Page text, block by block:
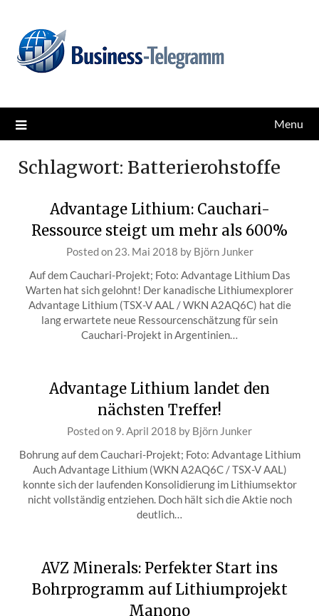
content
Business-Telegramm
Menu
Schlagwort: Batterierohstoffe
Advantage Lithium: Cauchari-
Ressource steigt um mehr als 600%
Posted on 23. Mai 2018 by Björn Junker
Auf dem Cauchari-Projekt; Foto: Advantage Lithium Das
Warten hat sich gelohnt! Der kanadische Lithiumexplorer
Advantage Lithium (TSX-V AAL / WKN A2AQ6C) hat die
lang erwartete neue Ressourcenschätzung für sein
Cauchari-Projekt in Argentinien…
Advantage Lithium landet den
nächsten Treffer!
Posted on 9. April 2018 by Björn Junker
Bohrung auf dem Cauchari-Projekt; Foto: Advantage Lithium
Auch Advantage Lithium (WKN A2AQ6C / TSX-V AAL)
konnte sich der laufenden Konsolidierung im Lithiumsektor
nicht vollständig entziehen. Doch hält sich die Aktie noch
deutlich…
AVZ Minerals: Perfekter Start ins
Bohrprogramm auf Lithiumprojekt
Manono